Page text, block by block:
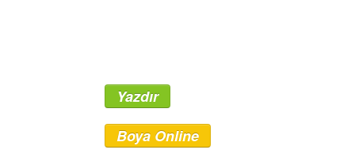
Yazdır
Boya Online